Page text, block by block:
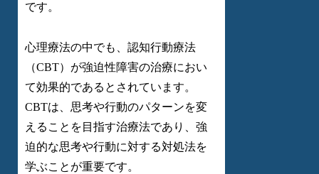
です。
心理療法の中でも、認知行動療法
（CBT）が強迫性障害の治療におい
て効果的であるとされています。
CBTは、思考や行動のパターンを変
えることを目指す治療法であり、強
迫的な思考や行動に対する対処法を
学ぶことが重要です。